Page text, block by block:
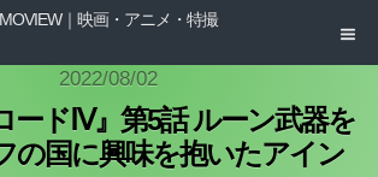
MOVIEW｜映画・アニメ・特撮
2022/08/02
ードⅣ』第5話 ルーン武器を
の国に興味を抱いたアイン